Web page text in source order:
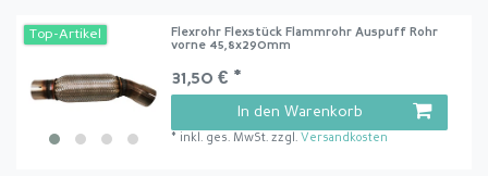
Top-Artikel
Flexrohr Flexstück Flammrohr Auspuff Rohr
vorne 45,8x290mm
31,50 € *
In den Warenkorb
* inkl. ges. MwSt. zzgl. Versandkosten